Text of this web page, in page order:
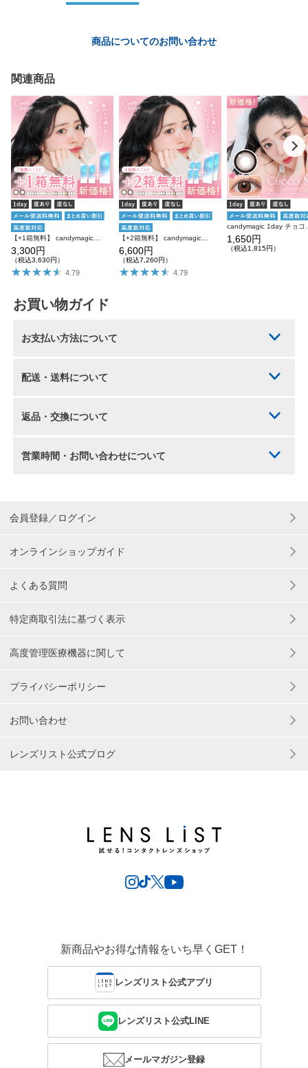
商品についてのお問い合わせ
関連商品
3,300円
（税込3,630円）
4.79
6,600円
（税込7,260円）
4.79
1,650円
（税込1,815円）
お買い物ガイド
お支払い方法について
配送・送料について
返品・交換について
営業時間・お問い合わせについて
会員登録／ログイン
オンラインショップガイド
よくある質問
特定商取引法に基づく表示
高度管理医療機器に関して
プライバシーポリシー
お問い合わせ
レンズリスト公式ブログ
新商品やお得な情報をいち早くGET！
レンズリスト公式アプリ
レンズリスト公式LINE
メールマガジン登録